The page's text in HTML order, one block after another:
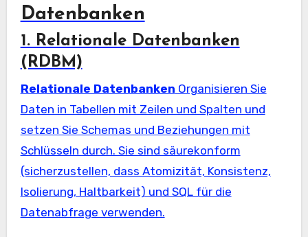
Datenbanken
1. Relationale Datenbanken
(RDBM)
Relationale Datenbanken Organisieren Sie
Daten in Tabellen mit Zeilen und Spalten und
setzen Sie Schemas und Beziehungen mit
Schlüsseln durch. Sie sind säurekonform
(sicherzustellen, dass Atomizität, Konsistenz,
Isolierung, Haltbarkeit) und SQL für die
Datenabfrage verwenden.